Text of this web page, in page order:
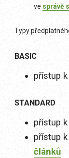
ve správě
Typy
BASIC
přístup k
STANDARD
přístup k
přístup k
článků